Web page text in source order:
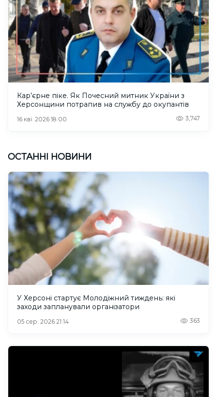
Кар’єрне піке. Як Почесний митник України з
Херсонщини потрапив на службу до окупантів
16 кві. 2026 18:00 3,747
ОСТАННІ НОВИНИ
У Херсоні стартує Молодіжний тиждень: які
заходи запланували організатори
05 сер. 2026 21:14 363